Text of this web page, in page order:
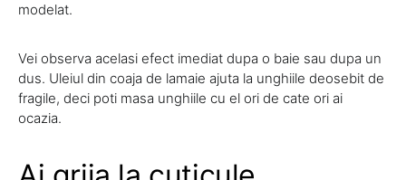
modelat.
Vei observa acelasi efect imediat dupa o baie sau dupa un
dus. Uleiul din coaja de lamaie ajuta la unghiile deosebit de
fragile, deci poti masa unghiile cu el ori de cate ori ai
ocazia.